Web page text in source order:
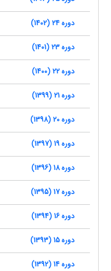
دوره 24 (1402)
دوره 23 (1401)
دوره 22 (1400)
دوره 21 (1399)
دوره 20 (1398)
دوره 19 (1397)
دوره 18 (1396)
دوره 17 (1395)
دوره 16 (1394)
دوره 15 (1393)
دوره 14 (1392)